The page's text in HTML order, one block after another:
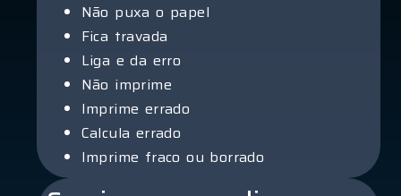
Não puxa o papel
Fica travada
Liga e da erro
Não imprime
Imprime errado
Calcula errado
Imprime fraco ou borrado